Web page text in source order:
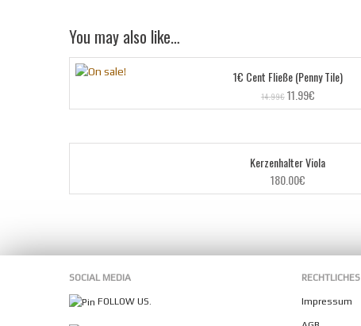
You may also like…
1€ Cent Fließe (Penny Tile)
14.99€ Ursprünglicher
Preis
14.99€
11.99€Aktueller
Preis
11.99€.
Kerzenhalter Viola
180.00€
SOCIAL MEDIA
FOLLOW US.
RECHTLICHES
Impressum